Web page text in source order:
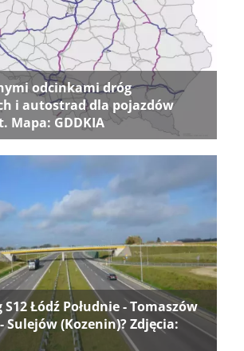
odcinkami dróg
i autostrad dla pojazdów
Mapa: GDDKIA
Łódź Południe - Tomaszów
Sulejów (Kozenin)? Zdjęcia: